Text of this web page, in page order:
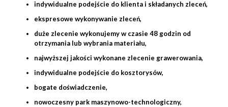
indywidualne podejście do klienta i składanych zleceń,
ekspresowe wykonywanie zleceń,
duże zlecenie wykonujemy w czasie 48 godzin od
otrzymania lub wybrania materiału,
najwyższej jakości wykonane zlecenie grawerowania,
indywidualne podejście do kosztorysów,
bogate doświadczenie,
nowoczesny park maszynowo-technologiczny,